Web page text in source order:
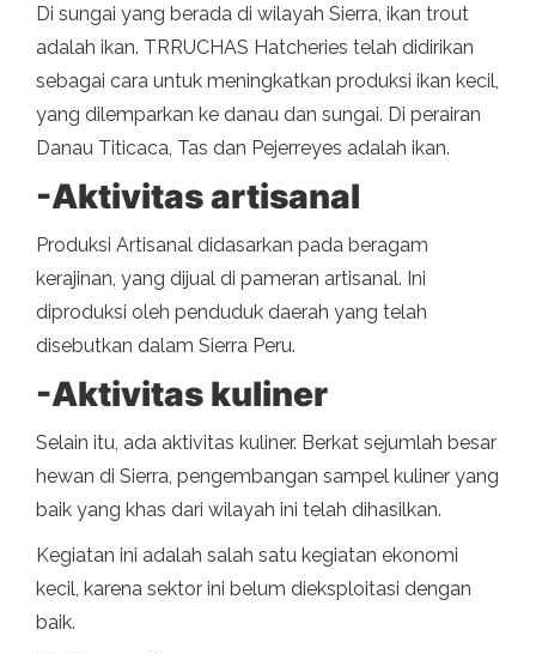
Di sungai yang berada di wilayah Sierra, ikan trout
adalah ikan. TRRUCHAS Hatcheries telah didirikan
sebagai cara untuk meningkatkan produksi ikan kecil,
yang dilemparkan ke danau dan sungai. Di perairan
Danau Titicaca, Tas dan Pejerreyes adalah ikan.
-Aktivitas artisanal
Produksi Artisanal didasarkan pada beragam
kerajinan, yang dijual di pameran artisanal. Ini
diproduksi oleh penduduk daerah yang telah
disebutkan dalam Sierra Peru.
-Aktivitas kuliner
Selain itu, ada aktivitas kuliner. Berkat sejumlah besar
hewan di Sierra, pengembangan sampel kuliner yang
baik yang khas dari wilayah ini telah dihasilkan.
Kegiatan ini adalah salah satu kegiatan ekonomi
kecil, karena sektor ini belum dieksploitasi dengan
baik.